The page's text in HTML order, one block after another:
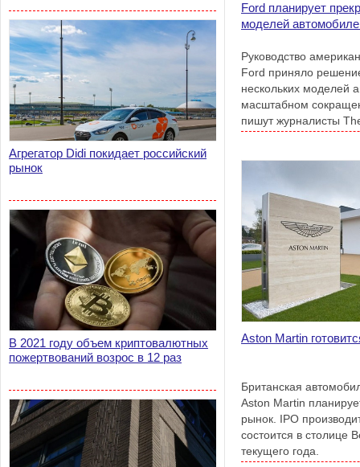
Агрегатор Didi покидает российский
рынок
В 2021 году объем криптовалютных
пожертвований возрос в 12 раз
Ford планирует
моделей
Руководство
Ford приняло
нескольких моделей
масштабном
пишут журналисты
Aston Martin
Британская
Aston Martin
рынок. IPO
состоится в столице
текущего года.